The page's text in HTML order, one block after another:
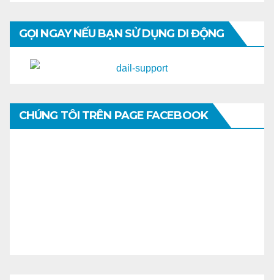
GỌI NGAY NẾU BẠN SỬ DỤNG DI ĐỘNG
CHÚNG TÔI TRÊN PAGE FACEBOOK